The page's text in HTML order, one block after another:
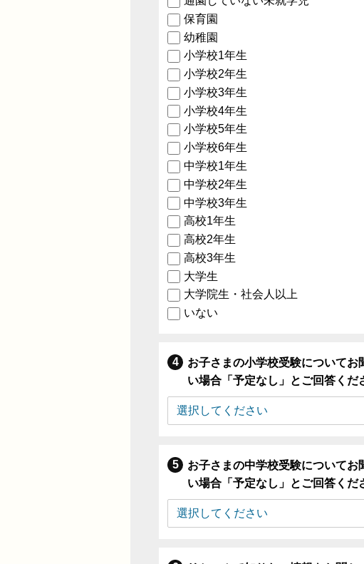
保育園
幼稚園
小学校1年生
小学校2年生
小学校3年生
小学校4年生
小学校5年生
小学校6年生
中学校1年生
中学校2年生
中学校3年生
高校1年生
高校2年生
高校3年生
大学生
大学院生・社会人以上
いない
お子さまの小学校受験について
い場合「予定なし」とご回答くだ
お子さまの中学校受験について
い場合「予定なし」とご回答くだ